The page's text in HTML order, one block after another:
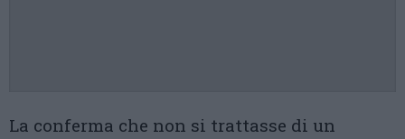
La conferma che non si trattasse di un